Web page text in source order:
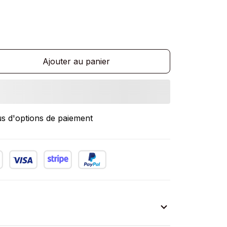
Ajouter au panier
d'options de paiement